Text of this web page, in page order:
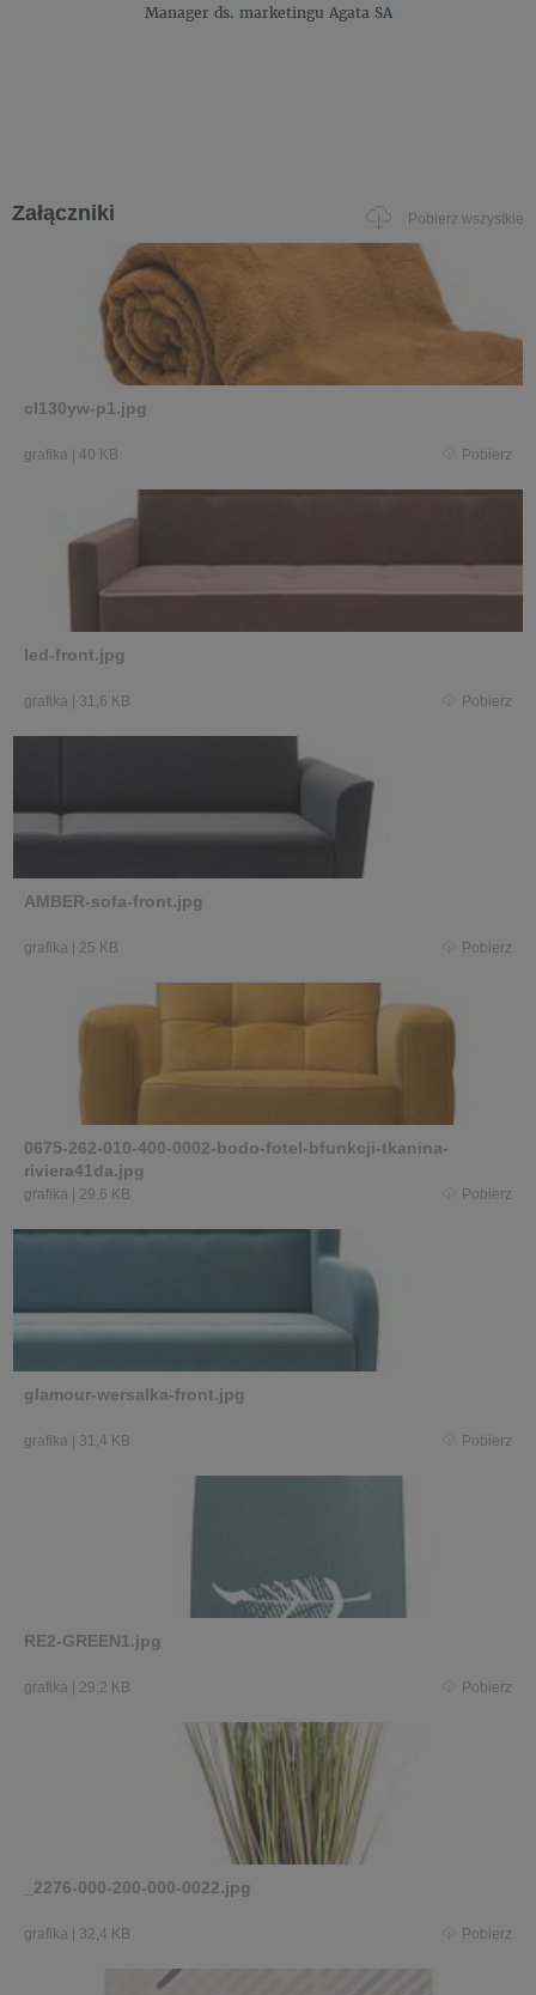
Manager ds. marketingu Agata SA
Załączniki Pobierz wszystkie
cl130yw-p1.jpg
grafika 40 KB Pobierz
led-front.jpg
grafika 31,6 KB Pobierz
AMBER-sofa-front.jpg
grafika 25 KB Pobierz
0675-262-010-400-0002-bodo-fotel-bfunkcji-tkanina-
riviera41da.jpg
grafika 29,6 KB Pobierz
glamour-wersalka-front.jpg
grafika 31,4 KB Pobierz
RE2-GREEN1.jpg
grafika 29,2 KB Pobierz
_2276-000-200-000-0022.jpg
grafika 32,4 KB Pobierz